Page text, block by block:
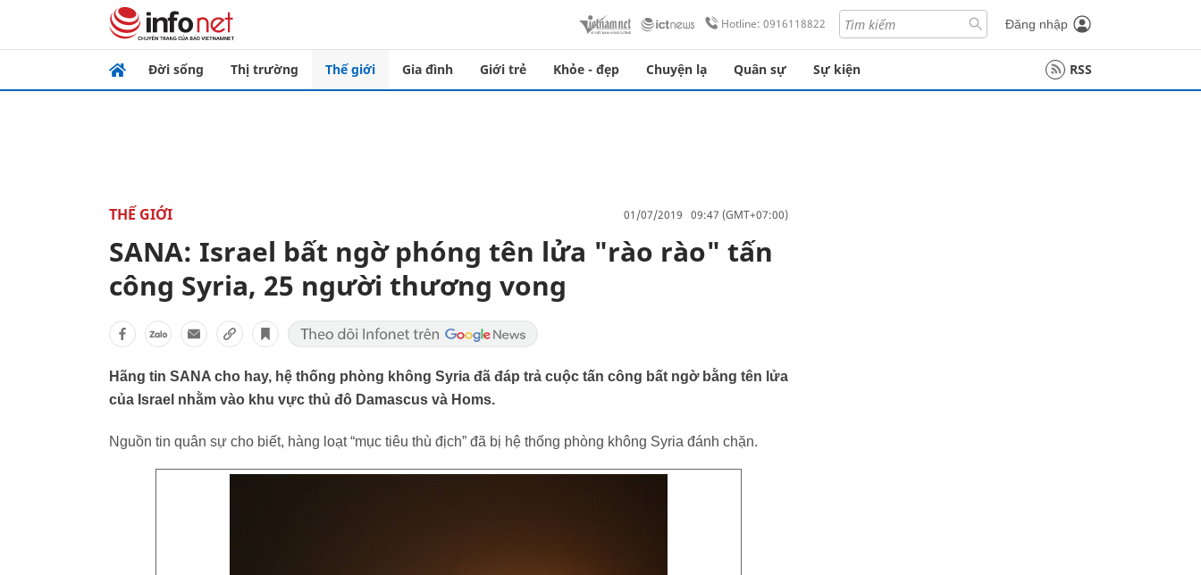
Hotline: 0916118822 Đăng nhập
Đời sống Thị trường Thế giới Gia đình Giới trẻ Khỏe - đẹp Chuyện lạ Quân sự Sự kiện RSS
THẾ GIỚI 01/07/2019 09:47 (GMT+07:00)
SANA: Israel bất ngờ phóng tên lửa "rào rào" tấn
công Syria, 25 người thương vong
Hãng tin SANA cho hay, hệ thống phòng không Syria đã đáp trả cuộc tấn công bất ngờ bằng tên lửa
của Israel nhằm vào khu vực thủ đô Damascus và Homs.
Nguồn tin quân sự cho biết, hàng loạt “mục tiêu thù địch” đã bị hệ thống phòng không Syria đánh chặn.